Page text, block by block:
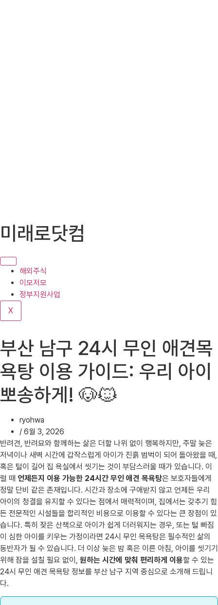
텐
로
기
미래로닷컴
해외주식
이모저모
정부지원사업
X
부산 남구 24시 무인 애견목
욕탕 이용 가이드: 우리 아이
뽀송하게! 🐶🐱
ryohwa
/ 6월 3, 2026
반려견, 반려묘와 함께하는 삶은 더할 나위 없이 행복하지만, 주말 늦은
저녁이나 새벽 시간에 갑작스럽게 아이가 진흙 범벅이 되어 돌아왔을 때,
혹은 털이 길어 집 욕실에서 씻기는 것이 부담스러울 때가 있습니다. 이
럴 때 언제든지 이용 가능한 24시간 무인 애견 목욕탕은 보호자들에게
정말 단비 같은 존재입니다. 시간과 장소에 구애받지 않고 언제든 우리
아이의 청결을 유지할 수 있다는 점에서 매력적이며, 집에서는 갖추기 힘
든 전문적인 시설들을 합리적인 비용으로 이용할 수 있다는 큰 장점이 있
습니다. 특히 잦은 산책으로 아이가 쉽게 더러워지는 경우, 또는 털 빠짐
이 심한 아이를 키우는 가정이라면 24시 무인 목욕탕은 필수적인 삶의
동반자가 될 수 있습니다. 더 이상 늦은 밤 혹은 이른 아침, 아이를 씻기기
위해 잠을 설칠 필요 없이, 원하는 시간에 맞춰 편리하게 이용할 수 있는
24시 무인 애견 목욕탕 정보를 부산 남구 지역 중심으로 소개해 드립니
다.